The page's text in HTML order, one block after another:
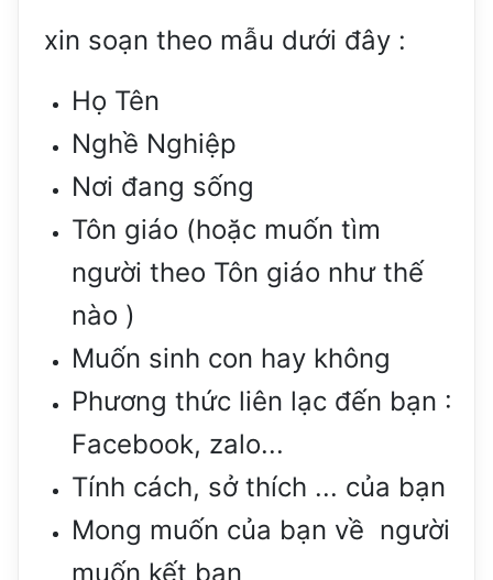
xin soạn theo mẫu dưới đây :
Họ Tên
Nghề Nghiệp
Nơi đang sống
Tôn giáo (hoặc muốn tìm
người theo Tôn giáo như thế
nào )
Muốn sinh con hay không
Phương thức liên lạc đến bạn :
Facebook, zalo...
Tính cách, sở thích ... của bạn
Mong muốn của bạn về người
muốn kết bạn